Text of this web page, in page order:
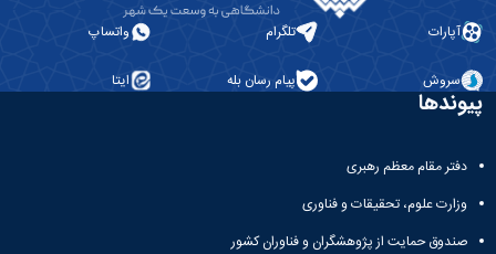
مرتبط
بنیاد
ملی
نخبگان
شرکت
دانش
بنیان
آئین
آپارات تلگرام واتساپ
سروش پیام رسان بله ایتا
پیوندها
دفتر مقام معظم رهبری
وزارت علوم، تحقیقات و فناوری
صندوق حمایت از پژوهشگران و فناوران کشور